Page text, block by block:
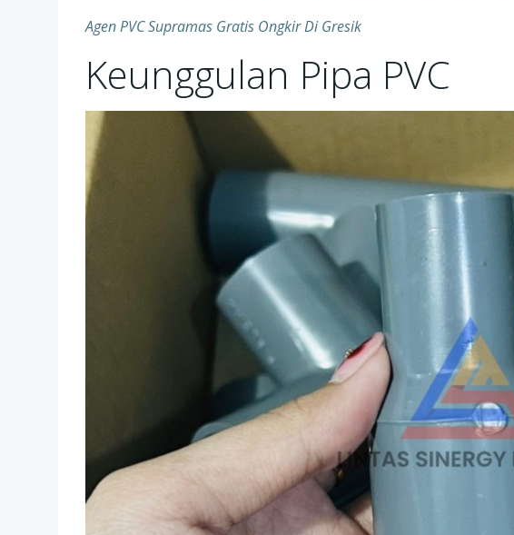
Agen PVC Supramas Gratis Ongkir Di Gresik
Keunggulan Pipa PVC